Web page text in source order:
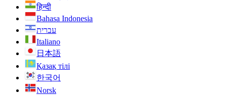
हिन्दी
Bahasa Indonesia
עברית
Italiano
日本語
Қазақ тілі
한국어
Norsk